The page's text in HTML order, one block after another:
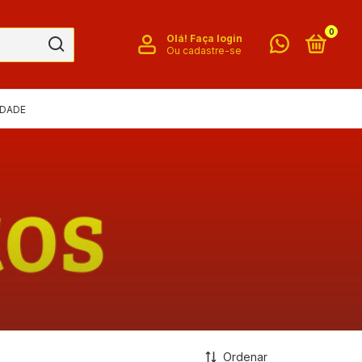
Olá! Faça login
Ou cadastre-se
0
Ordenar